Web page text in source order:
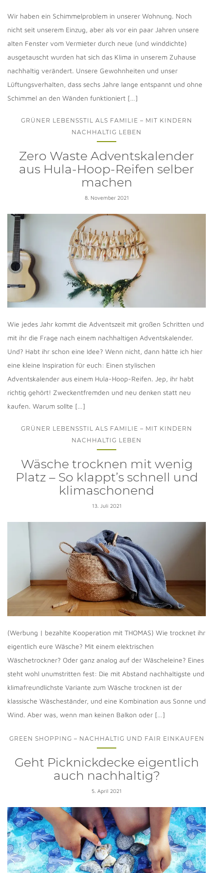
Wir haben ein Schimmelproblem in unserer Wohnung. Noch
nicht seit unserem Einzug, aber als vor ein paar Jahren unsere
alten Fenster vom Vermieter durch neue (und winddichte)
ausgetauscht wurden hat sich das Klima in unserem Zuhause
nachhaltig verändert. Unsere Gewohnheiten und unser
Lüftungsverhalten, dass sechs Jahre lange entspannt und ohne
Schimmel an den Wänden funktioniert […]
GRÜNER LEBENSSTIL ALS FAMILIE – MIT KINDERN
NACHHALTIG LEBEN
Zero Waste Adventskalender
aus Hula-Hoop-Reifen selber
machen
8. November 2021
Wie jedes Jahr kommt die Adventszeit mit großen Schritten und
mit ihr die Frage nach einem nachhaltigen Adventskalender.
Und? Habt ihr schon eine Idee? Wenn nicht, dann hätte ich hier
eine kleine Inspiration für euch: Einen stylischen
Adventskalender aus einem Hula-Hoop-Reifen. Jep, ihr habt
richtig gehört! Zweckentfremden und neu denken statt neu
kaufen. Warum sollte […]
GRÜNER LEBENSSTIL ALS FAMILIE – MIT KINDERN
NACHHALTIG LEBEN
Wäsche trocknen mit wenig
Platz – So klappt’s schnell und
klimaschonend
13. Juli 2021
(Werbung | bezahlte Kooperation mit THOMAS) Wie trocknet ihr
eigentlich eure Wäsche? Mit einem elektrischen
Wäschetrockner? Oder ganz analog auf der Wäscheleine? Eines
steht wohl unumstritten fest: Die mit Abstand nachhaltigste und
klimafreundlichste Variante zum Wäsche trocknen ist der
klassische Wäscheständer, und eine Kombination aus Sonne und
Wind. Aber was, wenn man keinen Balkon oder […]
GREEN SHOPPING – NACHHALTIG UND FAIR EINKAUFEN
Geht Picknickdecke eigentlich
auch nachhaltig?
5. April 2021